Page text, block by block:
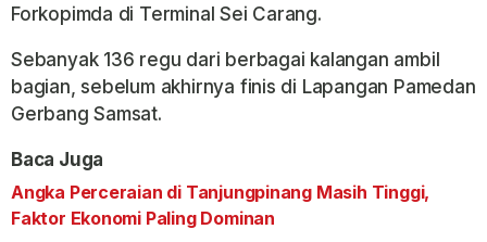
Forkopimda di Terminal Sei Carang.
Sebanyak 136 regu dari berbagai kalangan ambil
bagian, sebelum akhirnya finis di Lapangan Pamedan
Gerbang Samsat.
Baca Juga
Angka Perceraian di Tanjungpinang Masih Tinggi,
Faktor Ekonomi Paling Dominan